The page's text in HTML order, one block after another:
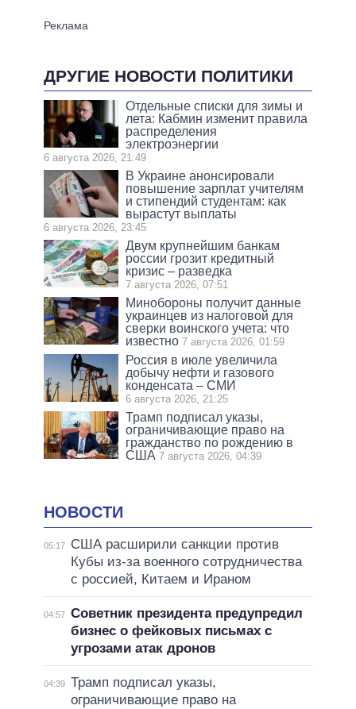
ДРУГИЕ НОВОСТИ ПОЛИТИКИ
Отдельные списки для зимы и
лета: Кабмин изменит правила
распределения
электроэнергии
6 августа 2026, 21:49
В Украине анонсировали
повышение зарплат учителям
и стипендий студентам: как
вырастут выплаты
6 августа 2026, 23:45
Двум крупнейшим банкам
россии грозит кредитный
кризис – разведка
7 августа 2026, 07:51
Минобороны получит данные
украинцев из налоговой для
сверки воинского учета: что
известно 7 августа 2026, 01:59
Россия в июле увеличила
добычу нефти и газового
конденсата – СМИ
6 августа 2026, 21:25
Трамп подписал указы,
ограничивающие право на
гражданство по рождению в
США 7 августа 2026, 04:39
НОВОСТИ
05:17
США расширили санкции против
Кубы из-за военного сотрудничества
с россией, Китаем и Ираном
04:57 Советник президента предупредил
бизнес о фейковых письмах с
угрозами атак дронов
04:39 Трамп подписал указы,
ограничивающие право на